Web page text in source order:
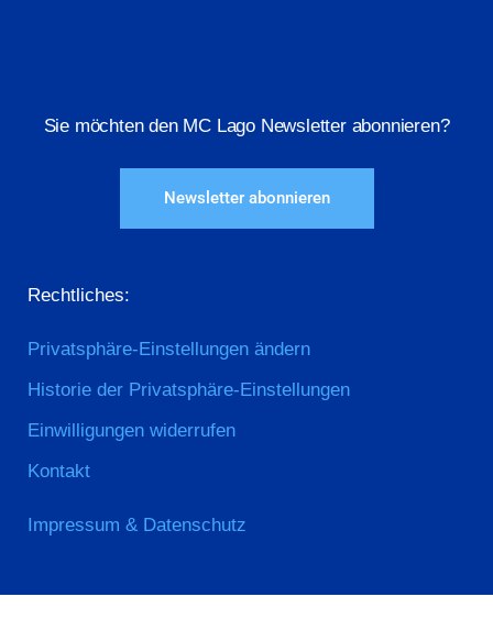
Sie möchten den MC Lago Newsletter abonnieren?
Newsletter abonnieren
Rechtliches:
Privatsphäre-Einstellungen ändern
Historie der Privatsphäre-Einstellungen
Einwilligungen widerrufen
Kontakt
Impressum & Datenschutz